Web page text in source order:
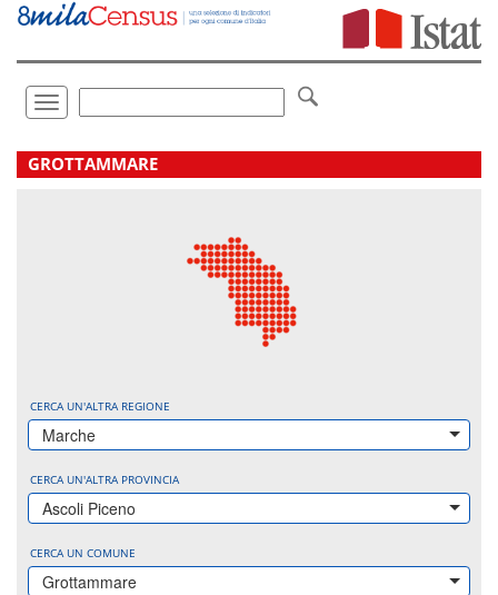
Vai
direttamente
Toggle
navigation
.
GROTTAMMARE
CERCA UN'ALTRA REGIONE
Marche
CERCA UN'ALTRA PROVINCIA
Ascoli Piceno
CERCA UN COMUNE
Grottammare